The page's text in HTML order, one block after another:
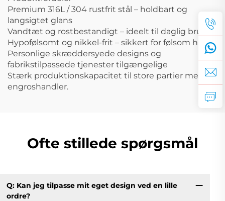
Premium 316L / 304 rustfrit stål – holdbart og
langsigtet glans
Vandtæt og rostbestandigt – ideelt til daglig brug
Hypofølsomt og nikkel-frit – sikkert for følsom hud
Personlige skræddersyede designs og
fabrikstilpassede tjenester tilgængelige
Stærk produktionskapacitet til store partier med
engroshandler.
Ofte stillede spørgsmål
Q: Kan jeg tilpasse mit eget design ved en lille
ordre?